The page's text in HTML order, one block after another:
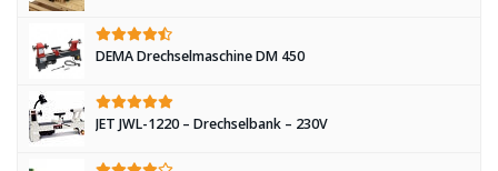
DEMA Drechselmaschine DM 450
JET JWL-1220 – Drechselbank – 230V